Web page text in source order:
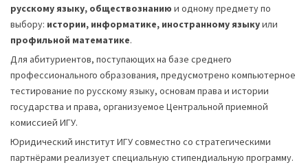
русскому языку, обществознанию и одному предмету по
выбору: истории, информатике, иностранному языкуили
профильной математике.
Для абитуриентов, поступающих на базе среднего
профессионального образования, предусмотрено компьютерное
тестирование по русскому языку, основам права и истории
государства и права, организуемое Центральной приемной
комиссией ИГУ.
Юридический институт ИГУ совместно со стратегическими
партнёрами реализует специальную стипендиальную программу.